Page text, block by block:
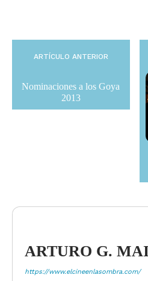
ARTÍCULO ANTERIOR
Nominaciones a los Goya
2013
ARTURO G.
https://www.elcineenlasombra.com/